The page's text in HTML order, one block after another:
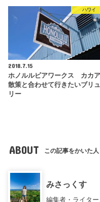
ハワイ
2018.7.15
ホノルルビアワークス カカ
散策と合わせて行きたいブリ
リー
ABOUT この記事をかいた人
みさっくす
編集者・ライタ